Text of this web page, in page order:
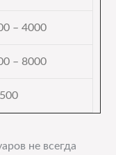
– 4000
– 8000
не всегда